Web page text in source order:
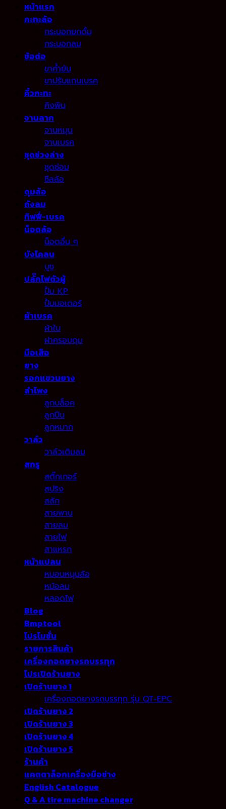
หน้าแรก
กะทะล้อ
กระบอกยกดั้ม
กระบอกลม
ข้อต่อ
ขาค้ำยัน
ขาปรับแกนเบรค
คิ้วกะทะ
คิงพิน
จานลาก
จานหมุน
จานเบรค
ชุดช่วงล่าง
ชุดซ่อม
ซีลล้อ
ดุมล้อ
ถังลม
ทิฟฟี่-เบรค
น็อตล้อ
น็อตอื่น ๆ
บังโคลน
บูช
ปลั๊กไฟตัวผู้
ปั้ม KP
ปั้มมอเตอร์
ผ้าเบรค
ผ้าใบ
ฝาครอบดุม
มือเสือ
ยาง
รอกแขวนยาง
ลำโพง
ลูกบล็อค
ลูกปืน
ลูกหมาก
วาล์ว
วาล์วเติมลม
สกรู
สติ๊กเกอร์
สปริง
สลัก
สายพาน
สายลม
สายไฟ
สาแหรก
หน้าแปลน
หมอนหนุนล้อ
หม้อลม
หลอดไฟ
Blog
Bmptool
โปรโมชั่น
รายการสินค้า
เครื่องถอดยางรถบรรทุก
โปรเปิดร้านยาง
เปิดร้านยาง 1
เครื่องถอดยางรถบรรทุก รุ่น QT-EPC
เปิดร้านยาง 2
เปิดร้านยาง 3
เปิดร้านยาง 4
เปิดร้านยาง 5
ร้านค้า
แคตตาล็อกเครื่องมือช่าง
English Catalogue
Q & A tire machine changer